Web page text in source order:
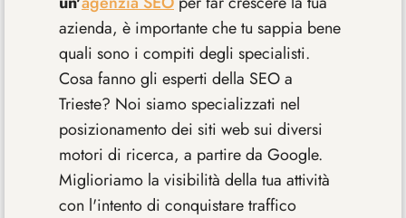
azienda, è importante che tu sappia bene
quali sono i compiti degli specialisti.
Cosa fanno gli esperti della SEO a
Trieste? Noi siamo specializzati nel
posizionamento dei siti web sui diversi
motori di ricerca, a partire da Google.
Miglioriamo la visibilità della tua attività
con l'intento di conquistare traffico